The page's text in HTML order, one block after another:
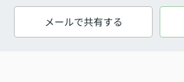
メールで共有する